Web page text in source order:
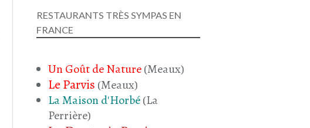
BOEUF HACHÉ
RESTAURANTS TRÈS SYMPAS EN
FRANCE
Un Goût de Nature(Meaux)
Le Parvis (Meaux)
La Maison d'Horbé(La
Perrière)